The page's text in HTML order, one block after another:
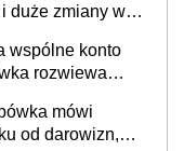
duże zmiany w
wspólne konto
rozwiewa
mówi
od darowizn,